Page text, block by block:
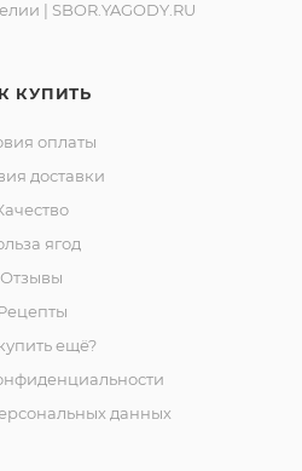
| SBOR.YAGODY.RU
КУПИТЬ
оплаты
доставки
ягод
Отзывы
ещё?
данных